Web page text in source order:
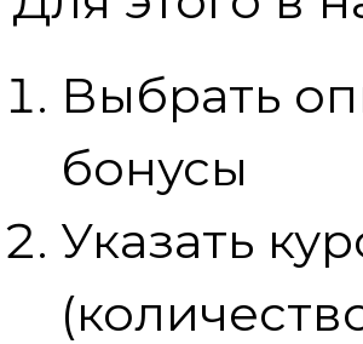
Выбрать
бонусы
Указать